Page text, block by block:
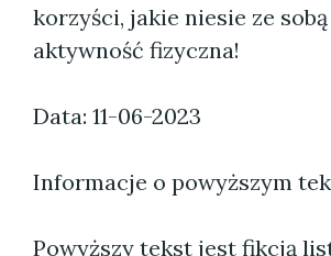
korzyści, jakie niesie ze
aktywność fizyczna!
Data: 11-06-2023
Informacje o powyższym
Powyższy tekst jest fikcją